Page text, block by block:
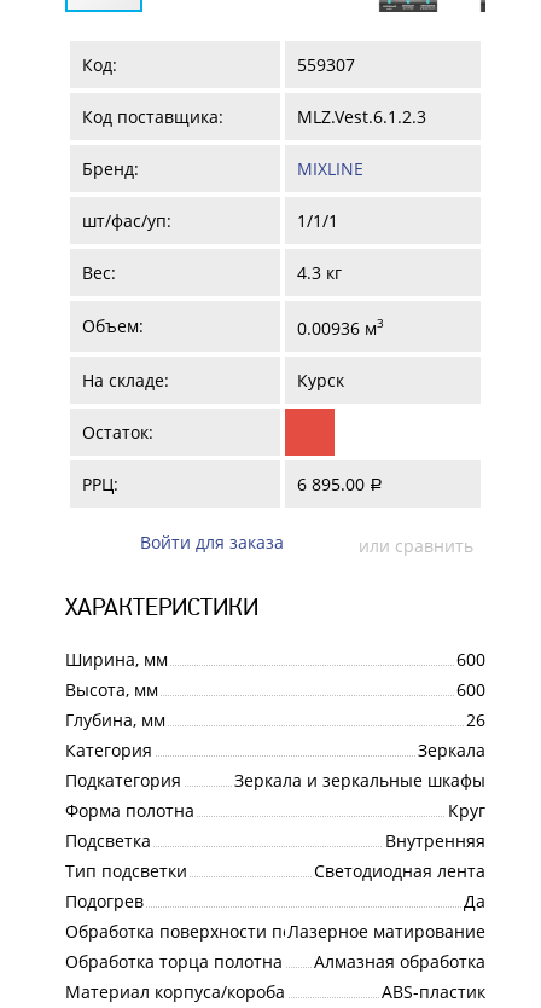
Код: 559307
Код поставщика: MLZ.Vest.6.1.2.3
Бренд: MIXLINE
шт/фас/уп: 1/1/1
Вес: 4.3 кг
Объем: 0.00936 м3
На складе: Курск
Остаток:
РРЦ: 6 895.00 a
Войти для заказа или сравнить
ХАРАКТЕРИСТИКИ
Ширина, мм
600
Высота, мм
600
Глубина, мм
26
Категория
Зеркала
Подкатегория
Зеркала и зеркальные шкафы
Форма полотна
Круг
Подсветка
Внутренняя
Тип подсветки
Светодиодная лента
Подогрев
Да
Обработка поверхности полотнаЛазерное матирование
Обработка торца полотна
Алмазная обработка
Материал корпуса/короба
ABS-пластик